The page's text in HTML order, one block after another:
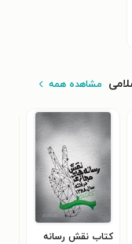
مشاهده همه
کتاب نقش رسانه